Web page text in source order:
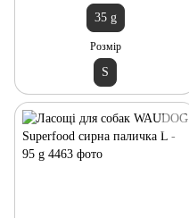
35 g
Розмір
S